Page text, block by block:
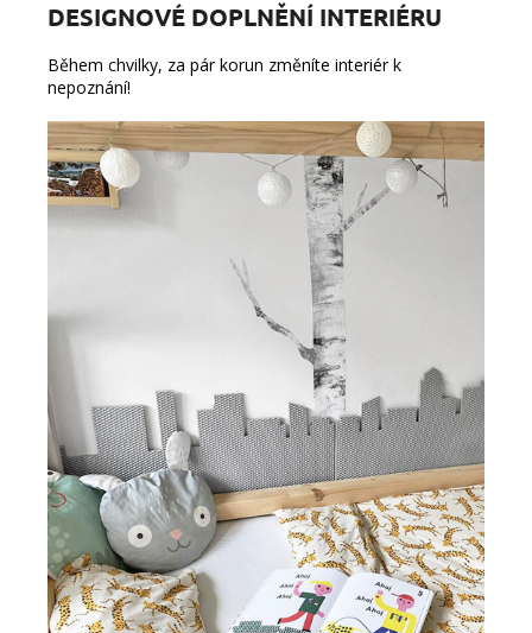
DESIGNOVÉ DOPLNĚNÍ INTERIÉRU
Během chvilky, za pár korun změníte interiér k
nepoznání!